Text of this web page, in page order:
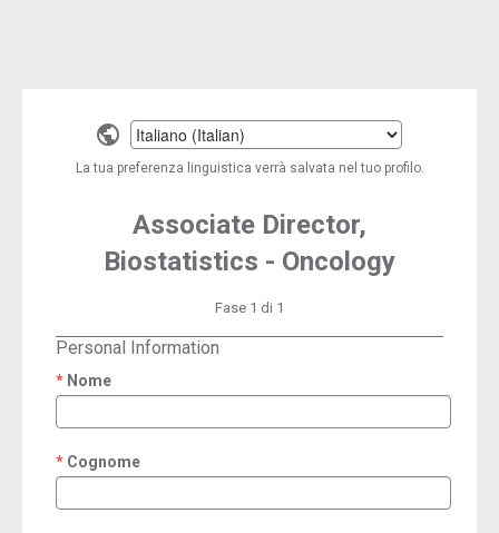
Select
a
language
La tua preferenza linguistica verrà salvata nel tuo profilo.
Associate Director,
Biostatistics - Oncology
Fase 1 di 1
Personal Information
Nome
required
Cognome
required